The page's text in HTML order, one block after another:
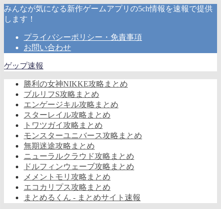
みんなが気になる新作ゲームアプリの5ch情報を速報で提供
します！
プライバシーポリシー・免責事項
お問い合わせ
ゲップ速報
勝利の女神NIKKE攻略まとめ
ブルリフS攻略まとめ
エンゲージキル攻略まとめ
スターレイル攻略まとめ
トワツガイ攻略まとめ
モンスターユニバース攻略まとめ
無期迷途攻略まとめ
ニューラルクラウド攻略まとめ
ドルフィンウェーブ攻略まとめ
メメントモリ攻略まとめ
エコカリプス攻略まとめ
まとめるくん - まとめサイト速報